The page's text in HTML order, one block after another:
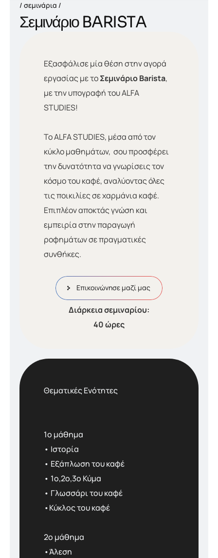
σεμινάρια
Σεμινάριο BARISTA
Εξασφάλισε μία θέση στην αγορά
εργασίας με τοΣεμινάριο Barista,
με την υπογραφή του ΑLFA
STUDIES!
Το ALFA STUDIES, μέσα από τον
κύκλο μαθημάτων, σου προσφέρει
την δυνατότητα να γνωρίσεις τον
κόσμο του καφέ, αναλύοντας όλες
τις ποικιλίες σε χαρμάνια καφέ.
Επιπλέον αποκτάς γνώση και
εμπειρία στην παραγωγή
ροφημάτων σε πραγματικές
συνθήκες.
Επικοινώνησε μαζί μας
Διάρκεια σεμιναρίου:
40 ώρες
Θεματικές Ενότητες
1o μάθημα
• Ιστορία
• Εξάπλωση του καφέ
• 1ο,2ο,3ο Κύμα
• Γλωσσάρι του καφέ
•Κύκλος του καφέ
2ο μάθημα
•Άλεση